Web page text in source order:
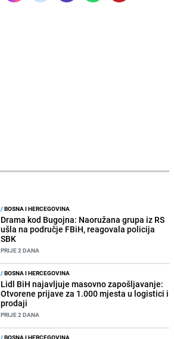
/BOSNA I HERCEGOVINA
Drama kod Bugojna: Naoružana grupa iz RS
ušla na područje FBiH, reagovala policija
SBK
PRIJE 2 DANA
/BOSNA I HERCEGOVINA
Lidl BiH najavljuje masovno zapošljavanje:
Otvorene prijave za 1.000 mjesta u logistici i
prodaji
PRIJE 2 DANA
/BOSNA I HERCEGOVINA